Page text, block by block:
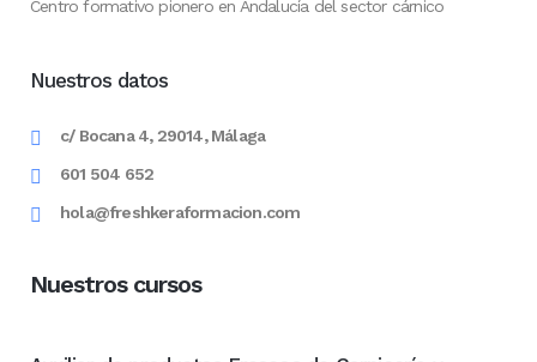
Centro formativo pionero en Andalucía del sector cárnico
Nuestros datos
c/ Bocana 4, 29014, Málaga
601 504 652
hola@freshkeraformacion.com
Nuestros cursos